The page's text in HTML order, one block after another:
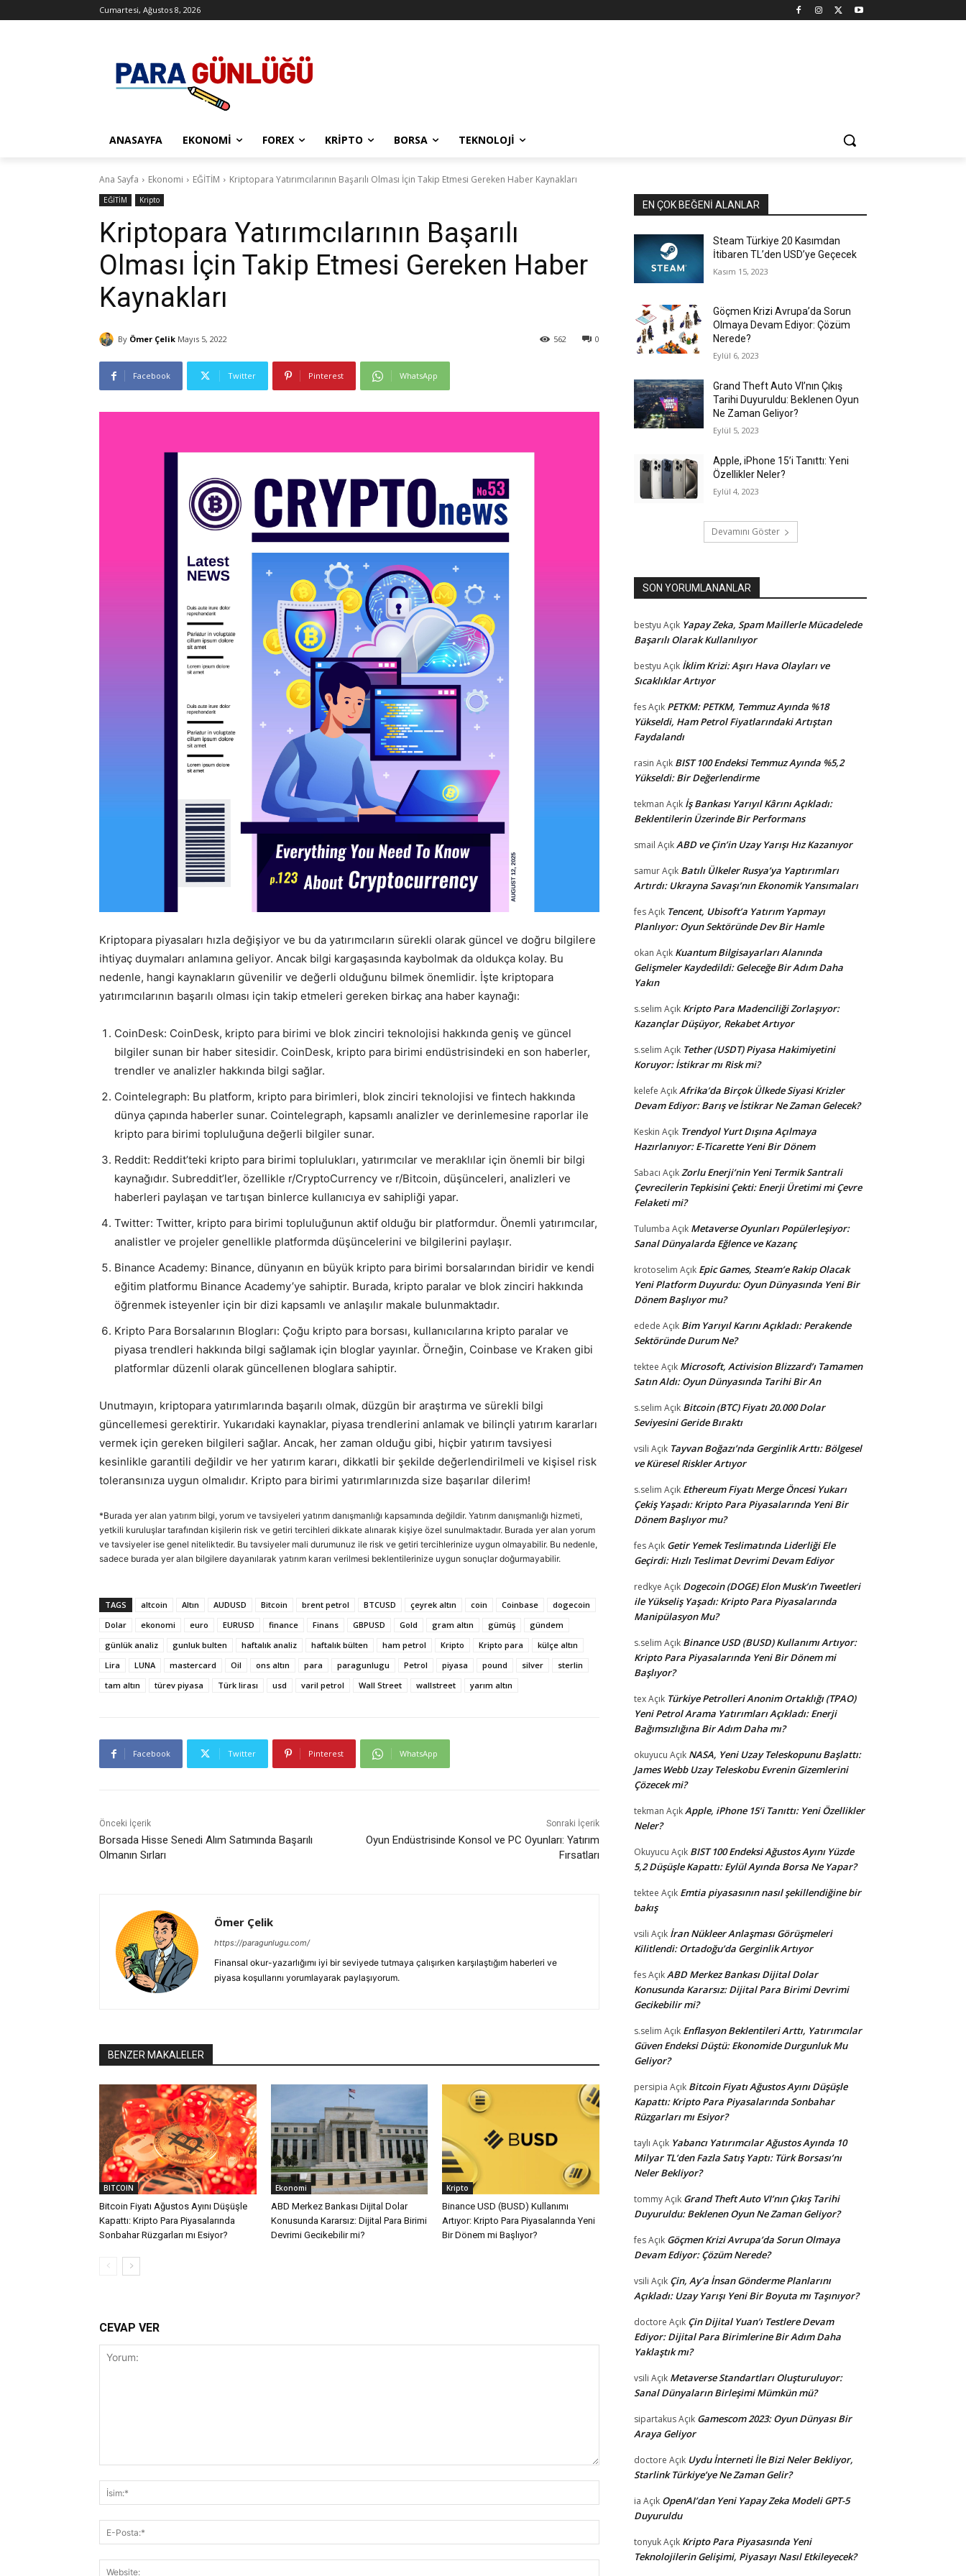
Cumartesi, Ağustos 8, 2026
ANASAYFA EKONOMI FOREX KRIPTO BORSA TEKNOLOJI
Ana Sayfa Ekonomi EĞİTİM Kriptopara Yatırımcılarının Başarılı Olması İçin Takip Etmesi Gereken Haber Kaynakları
EĞİTİM Kripto
Kriptopara Yatırımcılarının Başarılı
Olması İçin Takip Etmesi Gereken Haber
Kaynakları
By Ömer Çelik Mayıs 5, 2022 0
562
Facebook Twitter Pinterest WhatsApp
Kriptopara piyasaları hızla değişiyor ve bu da yatırımcıların sürekli olarak güncel ve doğru bilgilere
ihtiyaç duymaları anlamına geliyor. Ancak bilgi kargaşasında kaybolmak da oldukça kolay. Bu
nedenle, hangi kaynakların güvenilir ve değerli olduğunu bilmek önemlidir. İşte kriptopara
yatırımcılarının başarılı olması için takip etmeleri gereken birkaç ana haber kaynağı:
CoinDesk: CoinDesk, kripto para birimi ve blok zinciri teknolojisi hakkında geniş ve güncel
bilgiler sunan bir haber sitesidir. CoinDesk, kripto para birimi endüstrisindeki en son haberler,
trendler ve analizler hakkında bilgi sağlar.
Cointelegraph: Bu platform, kripto para birimleri, blok zinciri teknolojisi ve fintech hakkında
dünya çapında haberler sunar. Cointelegraph, kapsamlı analizler ve derinlemesine raporlar ile
kripto para birimi topluluğuna değerli bilgiler sunar.
Reddit: Reddit’teki kripto para birimi toplulukları, yatırımcılar ve meraklılar için önemli bir bilgi
kaynağıdır. Subreddit’ler, özellikle r/CryptoCurrency ve r/Bitcoin, düşünceleri, analizleri ve
haberleri paylaşan ve tartışan binlerce kullanıcıya ev sahipliği yapar.
Twitter: Twitter, kripto para birimi topluluğunun aktif olduğu bir platformdur. Önemli yatırımcılar,
analistler ve projeler genellikle platformda düşüncelerini ve bilgilerini paylaşır.
Binance Academy: Binance, dünyanın en büyük kripto para birimi borsalarından biridir ve kendi
eğitim platformu Binance Academy’ye sahiptir. Burada, kripto paralar ve blok zinciri hakkında
öğrenmek isteyenler için bir dizi kapsamlı ve anlaşılır makale bulunmaktadır.
Kripto Para Borsalarının Blogları: Çoğu kripto para borsası, kullanıcılarına kripto paralar ve
piyasa trendleri hakkında bilgi sağlamak için bloglar yayınlar. Örneğin, Coinbase ve Kraken gibi
platformlar düzenli olarak güncellenen bloglara sahiptir.
Unutmayın, kriptopara yatırımlarında başarılı olmak, düzgün bir araştırma ve sürekli bilgi
güncellemesi gerektirir. Yukarıdaki kaynaklar, piyasa trendlerini anlamak ve bilinçli yatırım kararları
vermek için gereken bilgileri sağlar. Ancak, her zaman olduğu gibi, hiçbir yatırım tavsiyesi
kesinlikle garantili değildir ve her yatırım kararı, dikkatli bir şekilde değerlendirilmeli ve kişisel risk
toleransınıza uygun olmalıdır. Kripto para birimi yatırımlarınızda size başarılar dilerim!
*Burada yer alan yatırım bilgi, yorum ve tavsiyeleri yatırım danışmanlığı kapsamında değildir. Yatırım danışmanlığı hizmeti,
yetkili kuruluşlar tarafından kişilerin risk ve getiri tercihleri dikkate alınarak kişiye özel sunulmaktadır. Burada yer alan yorum
ve tavsiyeler ise genel niteliktedir. Bu tavsiyeler mali durumunuz ile risk ve getiri tercihlerinize uygun olmayabilir. Bu nedenle,
sadece burada yer alan bilgilere dayanılarak yatırım kararı verilmesi beklentilerinize uygun sonuçlar doğurmayabilir.
TAGS altcoin Altın AUDUSD Bitcoin brent petrol BTCUSD çeyrek altın coin Coinbase
dogecoin
Dolar
ekonomi euro EURUSD finance Finans GBPUSD Gold gram altın gümüş
gündem
günlük analiz
gunluk bulten haftalık analiz haftalık bülten ham petrol Kripto Kripto para
külçe altın
Lira
LUNA mastercard Oil ons altın para paragunlugu Petrol piyasa pound silver
sterlin
tam altın
türev piyasa Türk lirası usd varil petrol Wall Street wallstreet yarım altın
Facebook Twitter Pinterest WhatsApp
Önceki İçerik
Borsada Hisse Senedi Alım Satımında Başarılı
Olmanın Sırları
Sonraki İçerik
Oyun Endüstrisinde Konsol ve PC Oyunları: Yatırım
Fırsatları
Ömer Çelik
https://paragunlugu.com/
Finansal okur-yazarlığımı iyi bir seviyede tutmaya çalışırken karşılaştığım haberleri ve
piyasa koşullarını yorumlayarak paylaşıyorum.
BENZER MAKALELER
BITCOIN
Bitcoin Fiyatı Ağustos Ayını Düşüşle
Kapattı: Kripto Para Piyasalarında
Sonbahar Rüzgarları mı Esiyor?
Ekonomi
ABD Merkez Bankası Dijital Dolar
Konusunda Kararsız: Dijital Para Birimi
Devrimi Gecikebilir mi?
Kripto
Binance USD (BUSD) Kullanımı
Artıyor: Kripto Para Piyasalarında Yeni
Bir Dönem mi Başlıyor?
CEVAP VER
Posta:*
EN ÇOK BEĞENI ALANLAR
Steam Türkiye 20 Kasımdan
İtibaren TL’den USD’ye Geçecek
Kasım 15, 2023
Göçmen Krizi Avrupa’da Sorun
Olmaya Devam Ediyor: Çözüm
Nerede?
Eylül 6, 2023
Grand Theft Auto VI’nın Çıkış
Tarihi Duyuruldu: Beklenen Oyun
Ne Zaman Geliyor?
Eylül 5, 2023
Apple, iPhone 15’i Tanıttı: Yeni
Özellikler Neler?
Eylül 4, 2023
Devamını Göster
SON YORUMLANANLAR
bestyu Açık Yapay Zeka, Spam Maillerle Mücadelede
Başarılı Olarak Kullanılıyor
bestyu Açık İklim Krizi: Aşırı Hava Olayları ve
Sıcaklıklar Artıyor
fesAçık PETKM: PETKM, Temmuz Ayında %18
Yükseldi, Ham Petrol Fiyatlarındaki Artıştan
Faydalandı
rasin Açık BIST 100 Endeksi Temmuz Ayında %5,2
Yükseldi: Bir Değerlendirme
tekman Açık İş Bankası Yarıyıl Kârını Açıkladı:
Beklentilerin Üzerinde Bir Performans
smail AçıkABD ve Çin’in Uzay Yarışı Hız Kazanıyor
samurAçık Batılı Ülkeler Rusya’ya Yaptırımları
Artırdı: Ukrayna Savaşı’nın Ekonomik Yansımaları
fesAçık Tencent, Ubisoft’a Yatırım Yapmayı
Planlıyor: Oyun Sektöründe Dev Bir Hamle
okan Açık Kuantum Bilgisayarları Alanında
Gelişmeler Kaydedildi: Geleceğe Bir Adım Daha
Yakın
s.selim Açık Kripto Para Madenciliği Zorlaşıyor:
Kazançlar Düşüyor, Rekabet Artıyor
s.selim Açık Tether (USDT) Piyasa Hakimiyetini
Koruyor: İstikrar mı Risk mi?
kelefe AçıkAfrika’da Birçok Ülkede Siyasi Krizler
Devam Ediyor: Barış ve İstikrar Ne Zaman Gelecek?
Keskin Açık Trendyol Yurt Dışına Açılmaya
Hazırlanıyor: E-Ticarette Yeni Bir Dönem
Sabacı AçıkZorlu Enerji’nin Yeni Termik Santrali
Çevrecilerin Tepkisini Çekti: Enerji Üretimi mi Çevre
Felaketi mi?
Tulumba Açık Metaverse Oyunları Popülerleşiyor:
Sanal Dünyalarda Eğlence ve Kazanç
krotoselim Açık Epic Games, Steam’e Rakip Olacak
Yeni Platform Duyurdu: Oyun Dünyasında Yeni Bir
Dönem Başlıyor mu?
edede Açık Bim Yarıyıl Karını Açıkladı: Perakende
Sektöründe Durum Ne?
tektee Açık Microsoft, Activision Blizzard’ı Tamamen
Satın Aldı: Oyun Dünyasında Tarihi Bir An
s.selim Açık Bitcoin (BTC) Fiyatı 20.000 Dolar
Seviyesini Geride Bıraktı
vsili Açık Tayvan Boğazı’nda Gerginlik Arttı: Bölgesel
ve Küresel Riskler Artıyor
s.selim Açık Ethereum Fiyatı Merge Öncesi Yukarı
Çekiş Yaşadı: Kripto Para Piyasalarında Yeni Bir
Dönem Başlıyor mu?
fesAçık Getir Yemek Teslimatında Liderliği Ele
Geçirdi: Hızlı Teslimat Devrimi Devam Ediyor
redkye Açık Dogecoin (DOGE) Elon Musk’ın Tweetleri
ile Yükseliş Yaşadı: Kripto Para Piyasalarında
Manipülasyon Mu?
s.selim Açık Binance USD (BUSD) Kullanımı Artıyor:
Kripto Para Piyasalarında Yeni Bir Dönem mi
Başlıyor?
texAçık Türkiye Petrolleri Anonim Ortaklığı (TPAO)
Yeni Petrol Arama Yatırımları Açıkladı: Enerji
Bağımsızlığına Bir Adım Daha mı?
okuyucu Açık NASA, Yeni Uzay Teleskopunu Başlattı:
James Webb Uzay Teleskobu Evrenin Gizemlerini
Çözecek mi?
tekman AçıkApple, iPhone 15’i Tanıttı: Yeni Özellikler
Neler?
Okuyucu Açık BIST 100 Endeksi Ağustos Ayını Yüzde
5,2 Düşüşle Kapattı: Eylül Ayında Borsa Ne Yapar?
tektee Açık Emtia piyasasının nasıl şekillendiğine bir
bakış
vsili Açık İran Nükleer Anlaşması Görüşmeleri
Kilitlendi: Ortadoğu’da Gerginlik Artıyor
fesAçıkABD Merkez Bankası Dijital Dolar
Konusunda Kararsız: Dijital Para Birimi Devrimi
Gecikebilir mi?
s.selim Açık Enflasyon Beklentileri Arttı, Yatırımcılar
Güven Endeksi Düştü: Ekonomide Durgunluk Mu
Geliyor?
persipia Açık Bitcoin Fiyatı Ağustos Ayını Düşüşle
Kapattı: Kripto Para Piyasalarında Sonbahar
Rüzgarları mı Esiyor?
taylı Açık Yabancı Yatırımcılar Ağustos Ayında 10
Milyar TL’den Fazla Satış Yaptı: Türk Borsası’nı
Neler Bekliyor?
tommyAçık Grand Theft Auto VI’nın Çıkış Tarihi
Duyuruldu: Beklenen Oyun Ne Zaman Geliyor?
fesAçık Göçmen Krizi Avrupa’da Sorun Olmaya
Devam Ediyor: Çözüm Nerede?
vsili Açık Çin, Ay’a İnsan Gönderme Planlarını
Açıkladı: Uzay Yarışı Yeni Bir Boyuta mı Taşınıyor?
doctore Açık Çin Dijital Yuan’ı Testlere Devam
Ediyor: Dijital Para Birimlerine Bir Adım Daha
Yaklaştık mı?
vsili Açık Metaverse Standartları Oluşturuluyor:
Sanal Dünyaların Birleşimi Mümkün mü?
sipartakusAçık Gamescom 2023: Oyun Dünyası Bir
Araya Geliyor
doctore Açık Uydu İnterneti İle Bizi Neler Bekliyor,
Starlink Türkiye’ye Ne Zaman Gelir?
ia Açık OpenAI’dan Yeni Yapay Zeka Modeli GPT-5
Duyuruldu
tonyukAçık Kripto Para Piyasasında Yeni
Teknolojilerin Gelişimi, Piyasayı Nasıl Etkileyecek?